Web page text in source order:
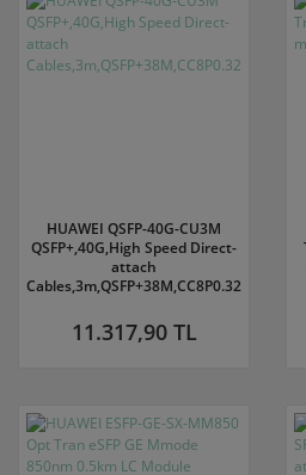
HUAWEI QSFP-40G-CU3M
QSFP+,40G,High Speed Direct-
attach
Cables,3m,QSFP+38M,CC8P0.32B(S),QSFP+
11.317,90 TL